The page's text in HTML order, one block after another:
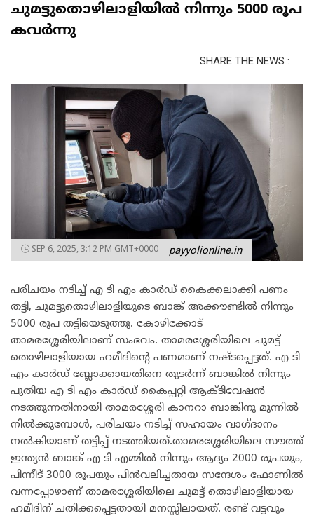
ചുമട്ടുതൊഴിലാളിയിൽ നിന്നും 5000 രൂപ
കവർന്നു
SHARE THE NEWS :
SEP 6, 2025, 3:12 PM GMT+0000 payyolionline.in
പരിചയം നടിച്ച് എ ടി എം കാർഡ് കൈക്കലാക്കി പണം
തട്ടി, ചുമട്ടുതൊഴിലാളിയുടെ ബാങ്ക് അക്കൗണ്ടിൽ നിന്നും
5000 രൂപ തട്ടിയെടുത്തു. കോഴിക്കോട്
താമരശ്ശേരിയിലാണ് സംഭവം. താമരശ്ശേരിയിലെ ചുമട്ട്
തൊഴിലാളിയായ ഹമീദിന്‍റെ പണമാണ് നഷ്ടപ്പെട്ടത്. എ ടി
എം കാർഡ് ബ്ലോക്കായതിനെ തുടർന്ന് ബാങ്കിൽ നിന്നും
പുതിയ എ ടി എം കാർഡ് കൈപ്പറ്റി ആക്ടിവേഷൻ
നടത്തുന്നതിനായി താമരശ്ശേരി കാനറാ ബാങ്കിനു മുന്നിൽ
നിൽക്കുമ്പോൾ, പരിചയം നടിച്ച് സഹായം വാഗ്ദാനം
നൽകിയാണ് തട്ടിപ്പ് നടത്തിയത്.താമരശ്ശേരിയിലെ സൗത്ത്
ഇന്ത്യൻ ബാങ്ക് എ ടി എമ്മിൽ നിന്നും ആദ്യം 2000 രൂപയും,
പിന്നീട് 3000 രൂപയും പിൻവലിച്ചതായ സന്ദേശം ഫോണിൽ
വന്നപ്പോഴാണ് താമരശ്ശേരിയിലെ ചുമട്ട് തൊഴിലാളിയായ
ഹമീദിന് ചതിക്കപ്പെട്ടതായി മനസ്സിലായത്. രണ്ട് വട്ടവും